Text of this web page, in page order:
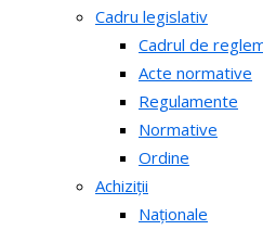
Cadru legislativ
Cadrul de
Acte normative
Regulamente
Normative
Ordine
Achiziții
Naționale